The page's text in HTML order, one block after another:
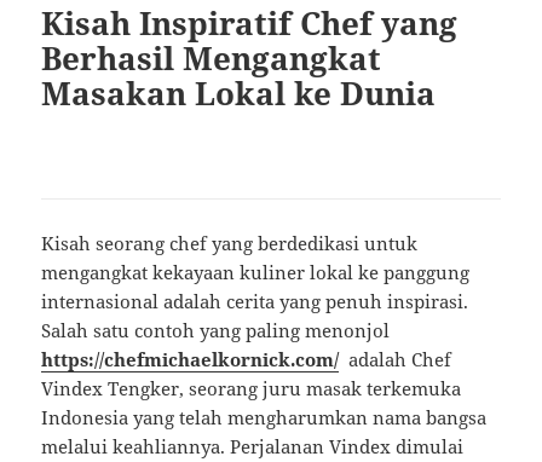
Kisah Inspiratif Chef yang
Berhasil Mengangkat
Masakan Lokal ke Dunia
Kisah seorang chef yang berdedikasi untuk
mengangkat kekayaan kuliner lokal ke panggung
internasional adalah cerita yang penuh inspirasi.
Salah satu contoh yang paling menonjol
https://chefmichaelkornick.com/adalah Chef
Vindex Tengker, seorang juru masak terkemuka
Indonesia yang telah mengharumkan nama bangsa
melalui keahliannya. Perjalanan Vindex dimulai